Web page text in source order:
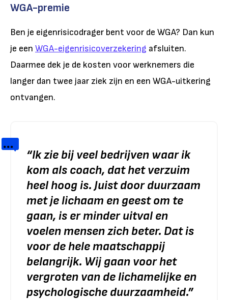
WGA-premie
Ben je eigenrisicodrager bent voor de WGA? Dan kun
je een WGA-eigenrisicoverzekering afsluiten.
Daarmee dek je de kosten voor werknemers die
langer dan twee jaar ziek zijn en een WGA-uitkering
ontvangen.
“Ik zie bij veel bedrijven waar ik
kom als coach, dat het verzuim
heel hoog is. Juist door duurzaam
met je lichaam en geest om te
gaan, is er minder uitval en
voelen mensen zich beter. Dat is
voor de hele maatschappij
belangrijk. Wij gaan voor het
vergroten van de lichamelijke en
psychologische duurzaamheid.”